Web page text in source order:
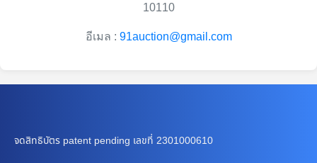
10110
อีเมล : 91auction@gmail.com
จดสิทธิบัตร patent pending เลขที่ 2301000610